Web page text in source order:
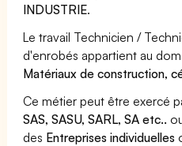
INDUSTRIE.
Le travail Technicien /
d'enrobés appartient au
Matériaux de construction,
Ce métier peut être exercé
SAS, SASU, SARL, SA etc..
des Entreprises individuelles